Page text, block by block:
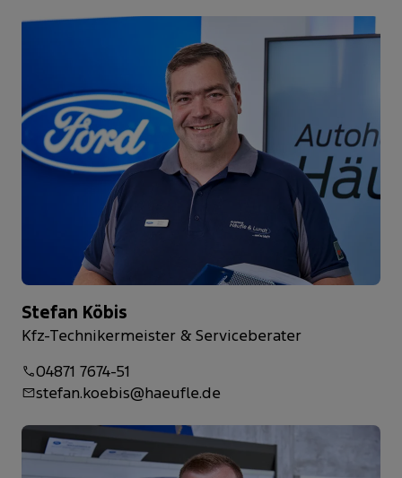
Stefan Köbis
Kfz-Technikermeister & Serviceberater
04871 7674-51
stefan.koebis@haeufle.de